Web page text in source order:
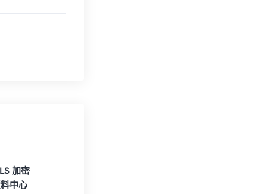
加密
中心